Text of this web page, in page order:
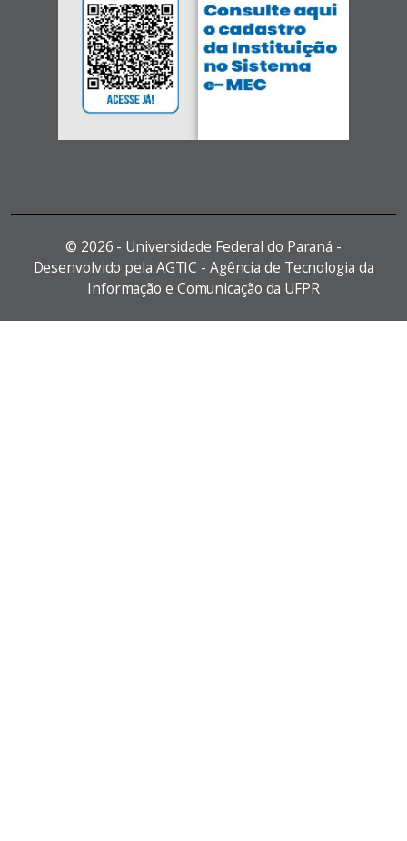
© 2026 - Universidade Federal do Paraná -
Desenvolvido pela AGTIC - Agência de Tecnologia da
Informação e Comunicação da UFPR